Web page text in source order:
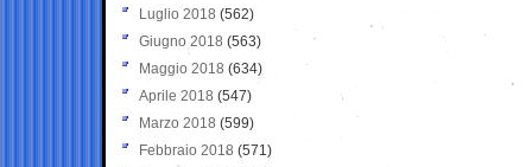
Luglio 2018 (562)
Giugno 2018 (563)
Maggio 2018 (634)
Aprile 2018 (547)
Marzo 2018 (599)
Febbraio 2018 (571)